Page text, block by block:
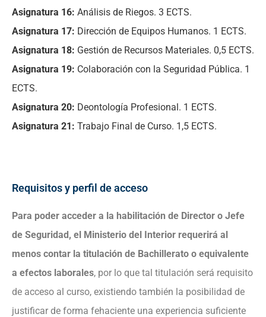
Asignatura 16: Análisis de Riegos. 3 ECTS.
Asignatura 17: Dirección de Equipos Humanos. 1 ECTS.
Asignatura 18: Gestión de Recursos Materiales. 0,5 ECTS.
Asignatura 19: Colaboración con la Seguridad Pública. 1
ECTS.
Asignatura 20: Deontología Profesional. 1 ECTS.
Asignatura 21: Trabajo Final de Curso. 1,5 ECTS.
Requisitos y perfil de acceso
Para poder acceder a la habilitación de Director o Jefe
de Seguridad, el Ministerio del Interior requerirá al
menos contar la titulación de Bachillerato o equivalente
a efectos laborales, por lo que tal titulación será requisito
de acceso al curso, existiendo también la posibilidad de
justificar de forma fehaciente una experiencia suficiente